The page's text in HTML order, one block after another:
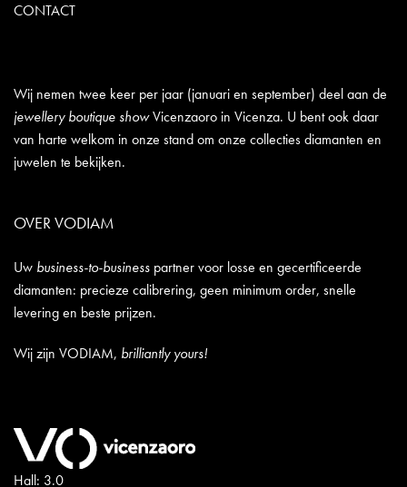
CONTACT
Wij nemen twee keer per jaar (januari en september) deel aan de
jewellery boutique showVicenzaoro in Vicenza. U bent ook daar
van harte welkom in onze stand om onze collecties diamanten en
juwelen te bekijken.
OVER VODIAM
Uw business-to-business partner voor losse en gecertificeerde
diamanten: precieze calibrering, geen minimum order, snelle
levering en beste prijzen.
Wij zijn VODIAM, brilliantly yours!
Hall: 3.0